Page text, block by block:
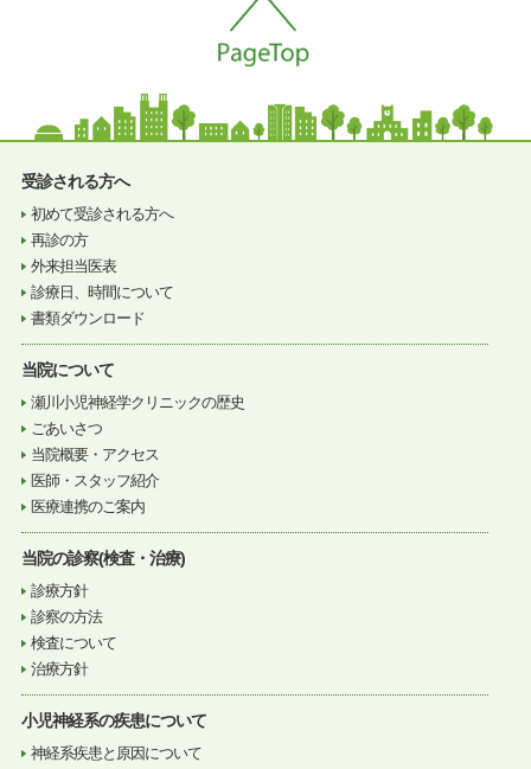
受診される方へ
初めて受診される方へ
再診の方
外来担当医表
診療日、時間について
書類ダウンロード
当院について
瀬川小児神経学クリニックの歴史
ごあいさつ
当院概要・アクセス
医師・スタッフ紹介
医療連携のご案内
当院の診察(検査・治療)
診療方針
診察の方法
検査について
治療方針
小児神経系の疾患について
神経系疾患と原因について